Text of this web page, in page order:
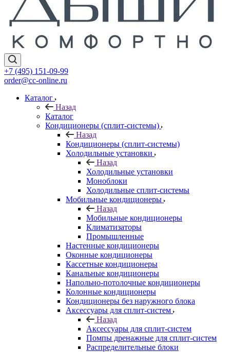
+7 (495) 151-09-99
order@cc-online.ru
Каталог
Назад
Каталог
Кондиционеры (сплит-системы)
Назад
Кондиционеры (сплит-системы)
Холодильные установки
Назад
Холодильные установки
Моноблоки
Холодильные сплит-системы
Мобильные кондиционеры
Назад
Мобильные кондиционеры
Климатизаторы
Промышленные
Настенные кондиционеры
Оконные кондиционеры
Кассетные кондиционеры
Канальные кондиционеры
Напольно-потолочные кондиционеры
Колонные кондиционеры
Кондиционеры без наружного блока
Аксессуары для сплит-систем
Назад
Аксессуары для сплит-систем
Помпы дренажные для сплит-систем
Распределительные блоки